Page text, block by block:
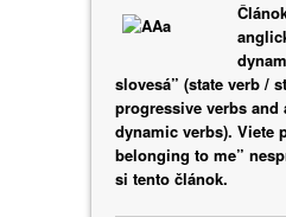
slovesá” (state verb /
progressive verbs and
dynamic verbs). Viete
belonging to me”
si tento článok.